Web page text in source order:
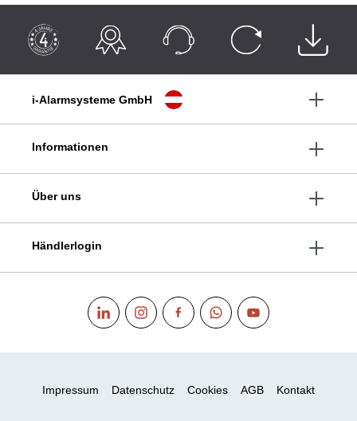
i-Alarmsysteme GmbH
Informationen
Über uns
Händlerlogin
Impressum Datenschutz Cookies AGB Kontakt